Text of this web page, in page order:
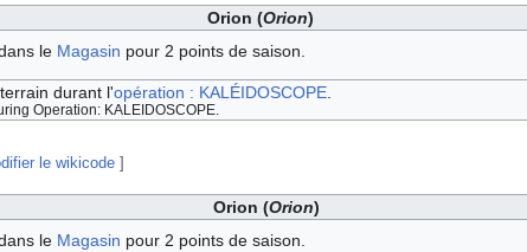
Orion (Orion)
le Magasin pour 2 points de saison.
durant l'opération : KALÉIDOSCOPE.
Operation: KALEIDOSCOPE.
le wikicode ]
Orion (Orion)
le Magasin pour 2 points de saison.